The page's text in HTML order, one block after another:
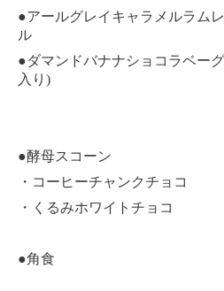
●アールグレイキャラメルラム
ル
●ダマンドバナナショコラベー
入り )
●酵母スコーン
・コーヒーチャンクチョコ
・くるみホワイトチョコ
●角食